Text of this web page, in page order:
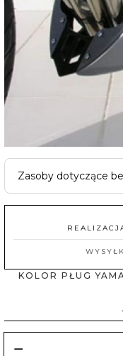
Zasoby dotyczące
KOLOR PŁUG